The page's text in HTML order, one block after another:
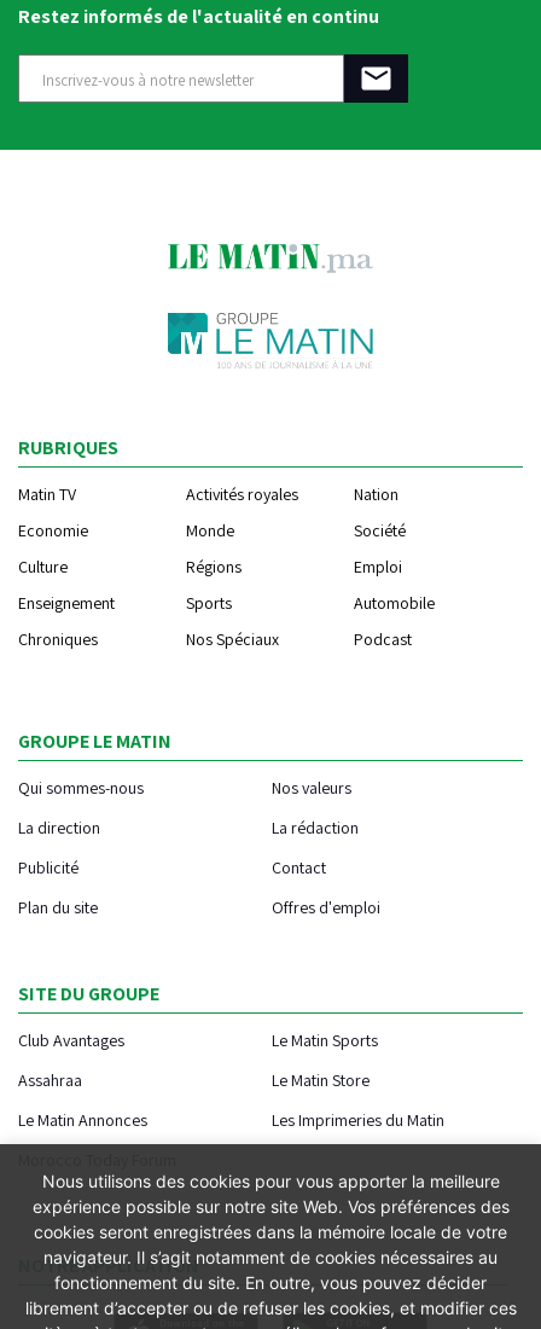
Restez informés de l'actualité en continu
RUBRIQUES
Matin TV Activités royales
Nation
Economie
Monde
Société
Culture
Régions
Emploi
Enseignement
Sports
Automobile
Chroniques
Nos Spéciaux Podcast
GROUPE LE MATIN
Qui sommes-nous
Nos valeurs
La direction
La rédaction
Publicité
Contact
Plan du site
Offres d'emploi
SITE DU GROUPE
Club Avantages
Le Matin Sports
Assahraa
Le Matin Store
Le Matin Annonces
Les Imprimeries du Matin
NOTRE APPLICATION
Nous utilisons des cookies pour vous apporter la meilleure
expérience possible sur notre site Web. Vos préférences des
cookies seront enregistrées dans la mémoire locale de votre
navigateur. Il s’agit notamment de cookies nécessaires au
fonctionnement du site. En outre, vous pouvez décider
librement d’accepter ou de refuser les cookies, et modifier ces